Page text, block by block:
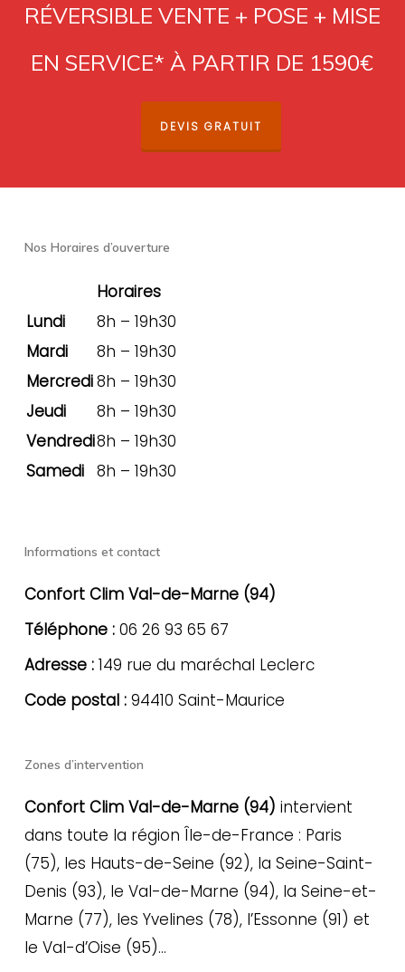
RÉVERSIBLE VENTE + POSE + MISE
EN SERVICE* À PARTIR DE 1590€
DEVIS GRATUIT
Nos Horaires d’ouverture
Horaires
Lundi
8h – 19h30
Mardi
8h – 19h30
Mercredi8h – 19h30
Jeudi
8h – 19h30
Vendredi8h – 19h30
Samedi 8h – 19h30
Informations et contact
Confort Clim Val-de-Marne (94)
Téléphone :06 26 93 65 67
Adresse :149 rue du maréchal Leclerc
Code postal :94410 Saint-Maurice
Zones d’intervention
Confort Clim Val-de-Marne (94) intervient
dans toute la région Île-de-France : Paris
(75), les Hauts-de-Seine (92), la Seine-Saint-
Denis (93), le Val-de-Marne (94), la Seine-et-
Marne (77), les Yvelines (78), l’Essonne (91) et
le Val-d’Oise (95)…